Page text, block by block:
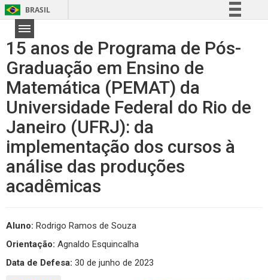
BRASIL
Comunica BR
Participe
Acesso à informação
Legislação
15 anos de Programa de Pós-
Graduação em Ensino de
Matemática (PEMAT) da
Universidade Federal do Rio de
Janeiro (UFRJ): da
implementação dos cursos à
análise das produções
acadêmicas
Aluno: Rodrigo Ramos de Souza
Orientação: Agnaldo Esquincalha
Data de Defesa: 30 de junho de 2023